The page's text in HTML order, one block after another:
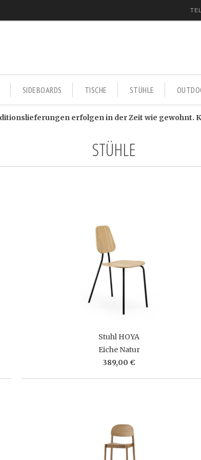
SIDEBOARDS TISCHE STÜHLE
erfolgen in der Zeit wie gewohnt.
STÜHLE
Stuhl HOYA
Eiche Natur
389,00 €